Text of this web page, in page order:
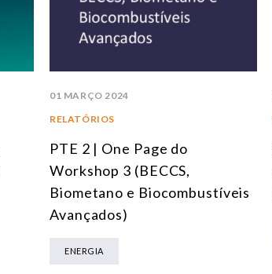
01 MARÇO 2024
RELATÓRIOS
PTE 2 | One Page do
Workshop 3 (BECCS,
Biometano e Biocombustíveis
Avançados)
ENERGIA